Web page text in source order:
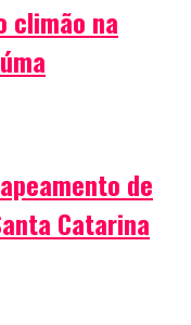
climão na
de
Catarina